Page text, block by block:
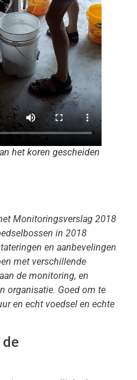
het koren gescheiden
Monitoringsverslag 2018
in 2018
en aanbevelingen
met verschillende
de monitoring, en
organisatie. Goed om te
en echt voedsel en echte